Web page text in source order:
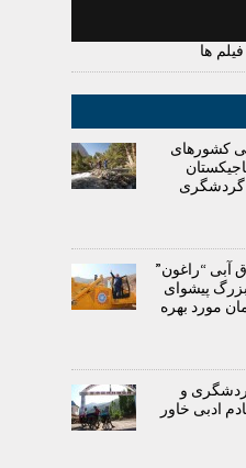
ها
کشورهای
گردشگری
آبی “راغون”
پیشوای
مورد بهره
و
ادبی خاور